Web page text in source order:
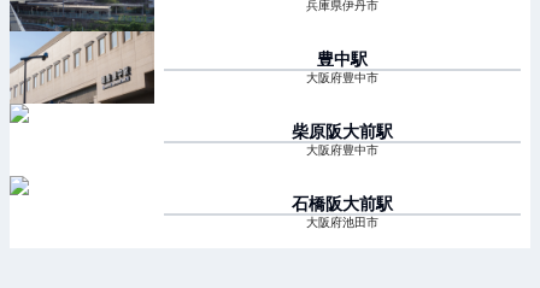
兵庫県伊丹市
豊中駅
大阪府豊中市
柴原阪大前駅
大阪府豊中市
石橋阪大前駅
大阪府池田市